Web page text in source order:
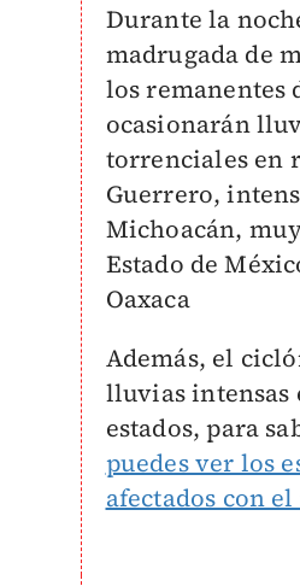
Durante la
madrugada de
los remanentes
ocasionarán
torrenciales en
Guerrero,
Michoacán,
Estado de
Oaxaca
Además, el
lluvias intensas
estados, para
puedes ver los
afectados con